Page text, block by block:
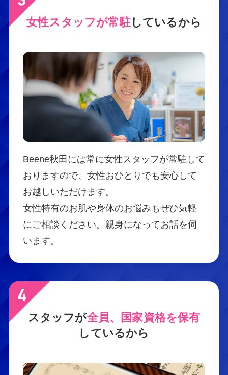
女性スタッフが常駐しているから
Beene秋田には常に女性スタッフが常駐して
おりますので、女性おひとりでも安心して
お越しいただけます。
女性特有のお肌や身体のお悩みもぜひ気軽
にご相談ください。親身になってお話を伺
います。
スタッフが全員、国家資格を保有
しているから